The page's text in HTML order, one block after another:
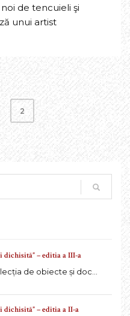
de tencuieli şi
unui artist
2
dichisită” – editia a III-a
de obiecte și doc...
dichisită” – editia a II-a